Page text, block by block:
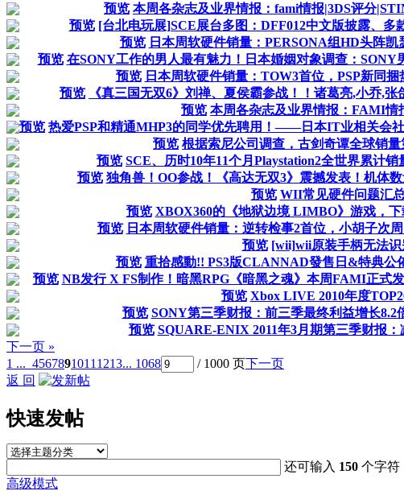
预览 本周各杂志及业界情报：fami情报|3DS评分
预览 [台北电玩展]SCE展台多图：DFF012中文版披露、多
预览 日本周软硬件销量：PERSONA组HD头阵凯
预览 在SONY工作的男人最有魅力！日本婚姻对象调查：SONY
预览 日本周软硬件销量：TOW3首位，PSP新同
预览
《真三国无双6》刘禅、夏侯霸参战！！诸葛亮,小乔,张
预览 本周各杂志及业界情报：FAMI情
预览 热爱PSP和精通MHP3的同学优先聘用！——日本IT业相关会社
预览 根据索尼公司调查，古剑奇谭全球销量
预览 SCE、历时10年11个月Playstation2全世界累计销
预览 独角兽！OO参战！《高达无双3》震撼发表！机体数
预览 WII常见硬件问题汇总
预览 XBOX360的《地狱边境 LIMBO》游戏，下
预览 日本周软硬件销量：逆转检事2首位，小胡子次
预览 [wii]wii原装手柄无法识
预览 重拾感動!! PS3版CLANNAD發售日&特典公
预览 NB发行 X FS制作！暗黑RPG《暗黑之魂》本周FAMI正式
预览 Xbox LIVE 2010年度
预览 SONY第三季财报：前三季最终利益增长8.2
预览 SQUARE-ENIX 2011年3月期第三季财报：
下一页 »
1 ... 4567891011 1213... 1068 / 1000 页下一页
返 回
快速发帖
还可输入 150 个字符
高级模式